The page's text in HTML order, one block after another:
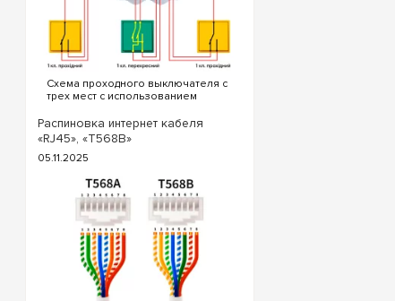
Схема проходного выключателя с
трех мест с использованием
выключателя. Для реализации
схемы проходных выключателей с
трех точек потребуются
следующие выключатели: ...
Распиновка интернет кабеля
«RJ45», «T568B»
05.11.2025